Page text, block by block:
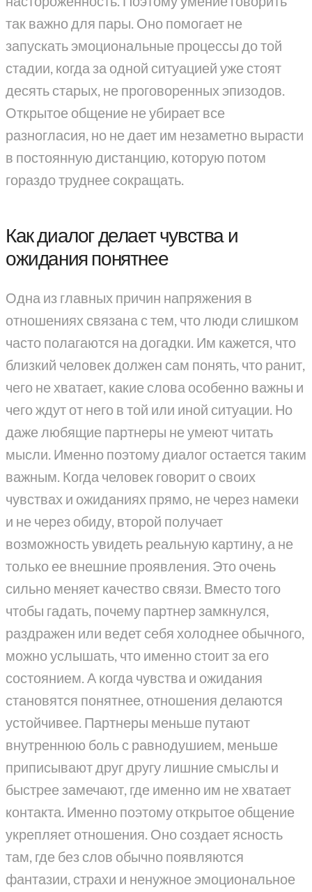
так важно для пары. Оно помогает не
запускать эмоциональные процессы до той
стадии, когда за одной ситуацией уже стоят
десять старых, не проговоренных эпизодов.
Открытое общение не убирает все
разногласия, но не дает им незаметно вырасти
в постоянную дистанцию, которую потом
гораздо труднее сокращать.
Как диалог делает чувства и
ожидания понятнее
Одна из главных причин напряжения в
отношениях связана с тем, что люди слишком
часто полагаются на догадки. Им кажется, что
близкий человек должен сам понять, что ранит,
чего не хватает, какие слова особенно важны и
чего ждут от него в той или иной ситуации. Но
даже любящие партнеры не умеют читать
мысли. Именно поэтому диалог остается таким
важным. Когда человек говорит о своих
чувствах и ожиданиях прямо, не через намеки
и не через обиду, второй получает
возможность увидеть реальную картину, а не
только ее внешние проявления. Это очень
сильно меняет качество связи. Вместо того
чтобы гадать, почему партнер замкнулся,
раздражен или ведет себя холоднее обычного,
можно услышать, что именно стоит за его
состоянием. А когда чувства и ожидания
становятся понятнее, отношения делаются
устойчивее. Партнеры меньше путают
внутреннюю боль с равнодушием, меньше
приписывают друг другу лишние смыслы и
быстрее замечают, где именно им не хватает
контакта. Именно поэтому открытое общение
укрепляет отношения. Оно создает ясность
там, где без слов обычно появляются
фантазии, страхи и ненужное эмоциональное